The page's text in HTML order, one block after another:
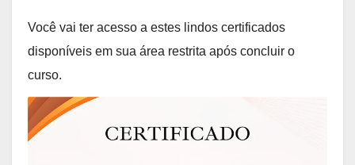
Você vai ter acesso a estes lindos certificados
disponíveis em sua área restrita após concluir o
curso.